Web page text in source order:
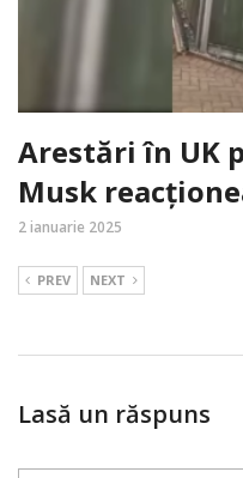
Arestări în UK
Musk
2 ianuarie 2025
PREV NEXT
Lasă un răspuns